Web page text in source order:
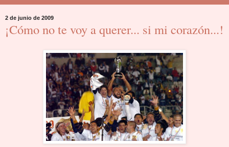
2 de junio de 2009
¡Cómo no te voy a querer... si mi corazón...!